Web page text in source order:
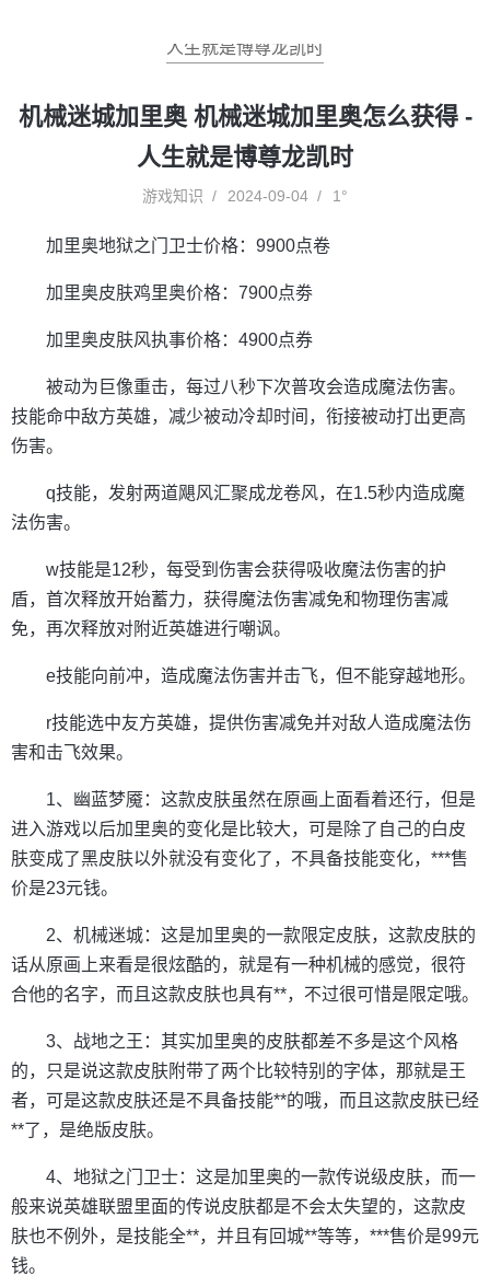
人生就是博尊龙凯时
机械迷城加里奥 机械迷城加里奥怎么获得 -
人生就是博尊龙凯时
游戏知识 2024-09-04 1°
加里奥地狱之门卫士价格：9900点卷
加里奥皮肤鸡里奥价格：7900点劵
加里奥皮肤风执事价格：4900点券
被动为巨像重击，每过八秒下次普攻会造成魔法伤害。
技能命中敌方英雄，减少被动冷却时间，衔接被动打出更高
伤害。
q技能，发射两道飓风汇聚成龙卷风，在1.5秒内造成魔
法伤害。
w技能是12秒，每受到伤害会获得吸收魔法伤害的护
盾，首次释放开始蓄力，获得魔法伤害减免和物理伤害减
免，再次释放对附近英雄进行嘲讽。
e技能向前冲，造成魔法伤害并击飞，但不能穿越地形。
r技能选中友方英雄，提供伤害减免并对敌人造成魔法伤
害和击飞效果。
1、幽蓝梦魇：这款皮肤虽然在原画上面看着还行，但是
进入游戏以后加里奥的变化是比较大，可是除了自己的白皮
肤变成了黑皮肤以外就没有变化了，不具备技能变化，***售
价是23元钱。
2、机械迷城：这是加里奥的一款限定皮肤，这款皮肤的
话从原画上来看是很炫酷的，就是有一种机械的感觉，很符
合他的名字，而且这款皮肤也具有**，不过很可惜是限定哦。
3、战地之王：其实加里奥的皮肤都差不多是这个风格
的，只是说这款皮肤附带了两个比较特别的字体，那就是王
者，可是这款皮肤还是不具备技能**的哦，而且这款皮肤已经
**了，是绝版皮肤。
4、地狱之门卫士：这是加里奥的一款传说级皮肤，而一
般来说英雄联盟里面的传说皮肤都是不会太失望的，这款皮
肤也不例外，是技能全**，并且有回城**等等，***售价是99元
钱。